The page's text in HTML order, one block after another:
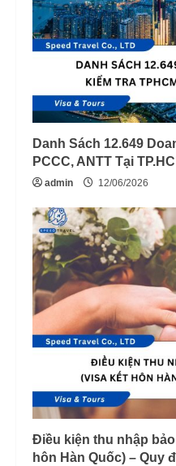
Danh Sách 12.649
PCCC, ANTT Tại
admin 12/06/2026
Điều kiện thu nhập
hôn Hàn Quốc) – Quy